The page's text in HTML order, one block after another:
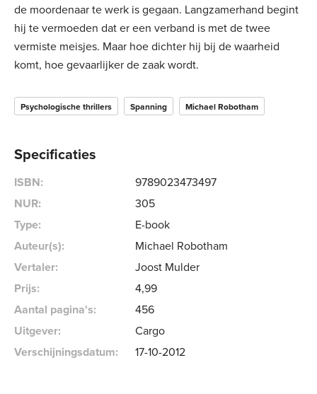
de moordenaar te werk is gegaan. Langzamerhand begint
hij te vermoeden dat er een verband is met de twee
vermiste meisjes. Maar hoe dichter hij bij de waarheid
komt, hoe gevaarlijker de zaak wordt.
Psychologische thrillers Spanning Michael Robotham
Specificaties
ISBN:
9789023473497
NUR:
305
Type:
E-book
Auteur(s):
Michael Robotham
Vertaler:
Joost Mulder
Prijs:
4,99
Aantal pagina's:
456
Uitgever:
Cargo
Verschijningsdatum:
17-10-2012